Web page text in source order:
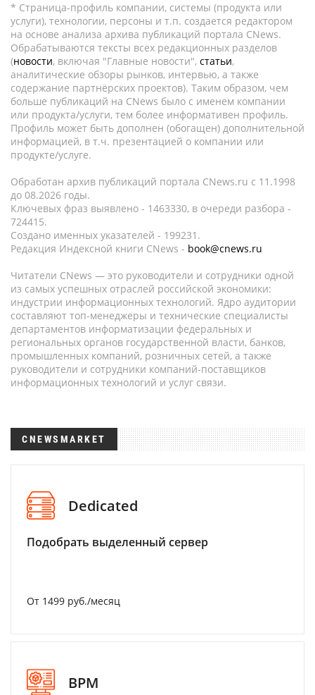
* Страница-профиль компании, системы (продукта или
услуги), технологии, персоны и т.п. создается редактором
на основе анализа архива публикаций портала CNews.
Обрабатываются тексты всех редакционных разделов
(новости, включая "Главные новости", статьи,
аналитические обзоры рынков, интервью, а также
содержание партнёрских проектов). Таким образом, чем
больше публикаций на CNews было с именем компании
или продукта/услуги, тем более информативен профиль.
Профиль может быть дополнен (обогащен) дополнительной
информацией, в т.ч. презентацией о компании или
продукте/услуге.
Обработан архив публикаций портала CNews.ru c 11.1998
до 08.2026 годы.
Ключевых фраз выявлено - 1463330, в очереди разбора -
724415.
Создано именных указателей - 199231.
Редакция Индексной книги CNews - book@cnews.ru
Читатели CNews — это руководители и сотрудники одной
из самых успешных отраслей российской экономики:
индустрии информационных технологий. Ядро аудитории
составляют топ-менеджеры и технические специалисты
департаментов информатизации федеральных и
региональных органов государственной власти, банков,
промышленных компаний, розничных сетей, а также
руководители и сотрудники компаний-поставщиков
информационных технологий и услуг связи.
CNEWSMARKET
Dedicated
Подобрать выделенный сервер
От 1499 руб./месяц
BPM